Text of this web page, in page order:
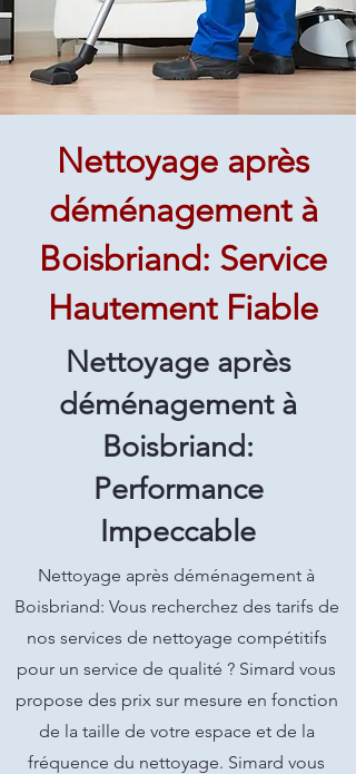
Nettoyage après
déménagement à
Boisbriand: Service
Hautement Fiable
Nettoyage après
déménagement à
Boisbriand:
Performance
Impeccable
Nettoyage après déménagement à
Boisbriand: Vous recherchez des tarifs de
nos services de nettoyage compétitifs
pour un service de qualité ? Simard vous
propose des prix sur mesure en fonction
de la taille de votre espace et de la
fréquence du nettoyage. Simard vous